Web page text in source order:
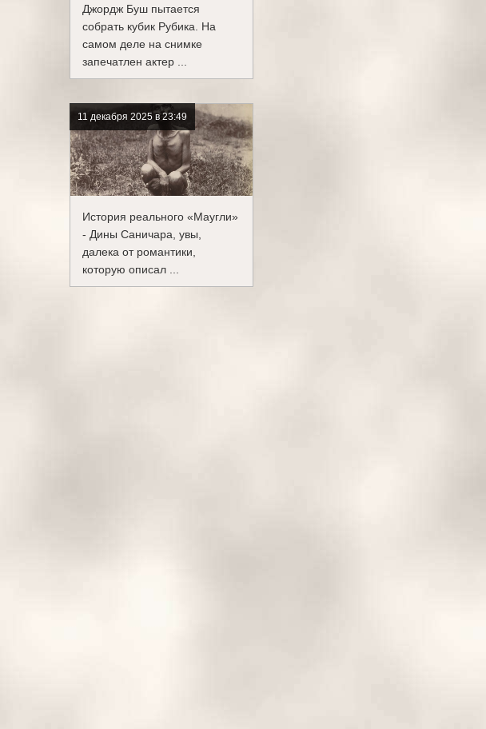
Джордж Буш пытается
собрать кубик Рубика. На
самом деле на снимке
запечатлен актер ...
11 декабря 2025 в 23:49
История реального «Маугли»
- Дины Саничара, увы,
далека от романтики,
которую описал ...